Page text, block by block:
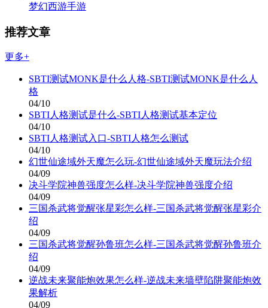
梦幻西游手游
推荐文章
更多+
SBTI测试MONK是什么人格-SBTI测试MONK是什么人
格
04/10
SBTI人格测试是什么-SBTI人格测试基本定位
04/10
SBTI人格测试入口-SBTI人格怎么测试
04/10
幻世仙途域外天魔怎么玩-幻世仙途域外天魔玩法介绍
04/09
决斗学院神兽强度怎么样-决斗学院神兽强度介绍
04/09
三国杀武将觉醒张星彩怎么样-三国杀武将觉醒张星彩介
绍
04/09
三国杀武将觉醒孙鲁班怎么样-三国杀武将觉醒孙鲁班介
绍
04/09
逆战未来聚能炮效果怎么样-逆战未来墙壁陷阱聚能炮效
果解析
04/09